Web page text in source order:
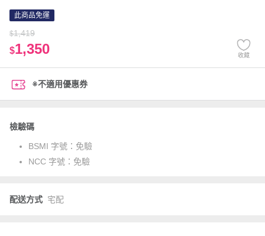
此商品免運
$1,419
$1,350 收藏
※不適用優惠券
檢驗碼
BSMI 字號： 免驗
NCC 字號： 免驗
配送方式 宅配